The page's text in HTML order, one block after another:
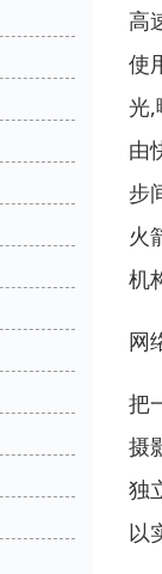
高
使
光,
由
步
火
机
网
把
摄
独
以